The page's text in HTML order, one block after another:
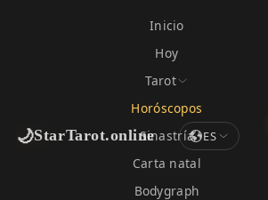
🌙StarTarot.online
Inicio
Hoy
Tarot
Horóscopos
Sinastría
Carta natal
Bodygraph
ES